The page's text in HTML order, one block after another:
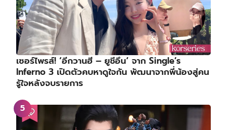
เซอร์ไพรส์! ‘อีกวานฮี – ยูชีอึน’ จาก Single’s
Inferno 3 เปิดตัวคบหาดูใจกัน พัฒนาจากพี่น้องสู่คน
รู้ใจหลังจบรายการ